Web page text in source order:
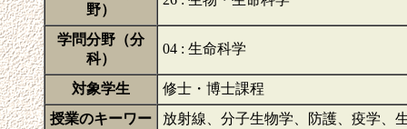
野）
学問分野（分
科）
04 : 生命科学
対象学生
修士・博士課程
授業のキーワー
放射線、分子生物学、防護、疫学、